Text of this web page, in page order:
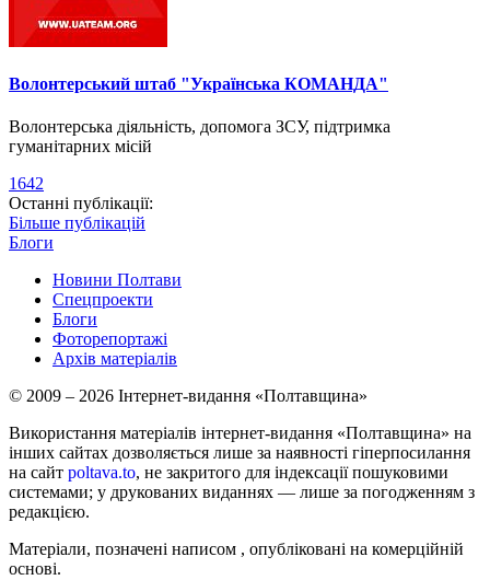
Волонтерський штаб "Українська КОМАНДА"
Волонтерська діяльність, допомога ЗСУ, підтримка
гуманітарних місій
1642
Останні публікації:
Більше публікацій
Блоги
Новини Полтави
Спецпроекти
Блоги
Фоторепортажі
Архів матеріалів
© 2009 – 2026 Інтернет-видання «Полтавщина»
Використання матеріалів інтернет-видання «Полтавщина» на
інших сайтах дозволяється лише за наявності гіперпосилання
на сайт poltava.to, не закритого для індексації пошуковими
системами; у друкованих виданнях — лише за погодженням з
редакцією.
Матеріали, позначені написом , опубліковані на комерційній
основі.